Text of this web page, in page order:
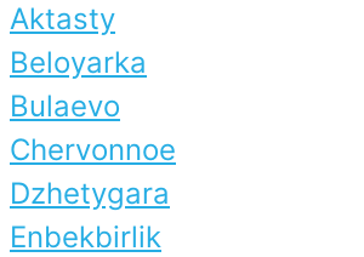
Aktasty
Beloyarka
Bulaevo
Chervonnoe
Dzhetygara
Enbekbirlik